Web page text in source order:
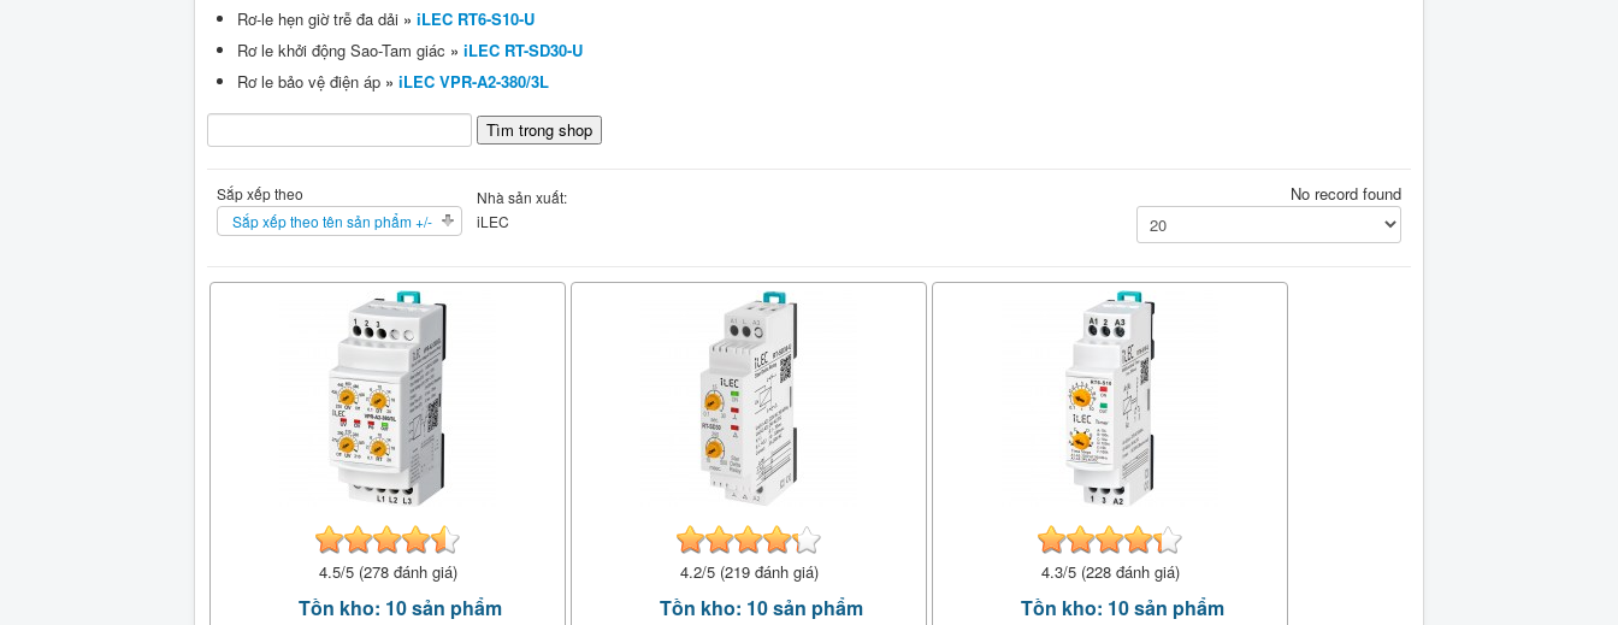
Rơ-le hẹn giờ trễ đa dải » iLEC RT6-S10-U
Rơ le khởi động Sao-Tam giác » iLEC RT-SD30-U
Rơ le bảo vệ điện áp » iLEC VPR-A2-380/3L
Sắp xếp theo
Sắp xếp theo tên sản phẩm +/-
Nhà sản xuất:
iLEC
No record found
4.5/5 (278 đánh giá)
Tồn kho: 10 sản phẩm
4.2/5 (219 đánh giá)
Tồn kho: 10 sản phẩm
4.3/5 (228 đánh giá)
Tồn kho: 10 sản phẩm